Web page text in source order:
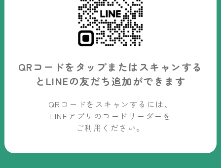
QRコードをタップまたはスキャンする
と LINEの友だち追加ができます
QRコードをスキャンするには、
LINEアプリのコードリーダーを
ご利用ください。